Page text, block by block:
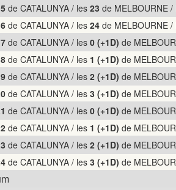
de CATALUNYA / les 23 de MELBOURNE /
de CATALUNYA / les 24 de MELBOURNE /
de CATALUNYA / les 0 (+1D) de
de CATALUNYA / les 1 (+1D) de
de CATALUNYA / les 2 (+1D) de
de CATALUNYA / les 3 (+1D) de
de CATALUNYA / les 0 (+1D) de
de CATALUNYA / les 1 (+1D) de
de CATALUNYA / les 2 (+1D) de
de CATALUNYA / les 3 (+1D) de